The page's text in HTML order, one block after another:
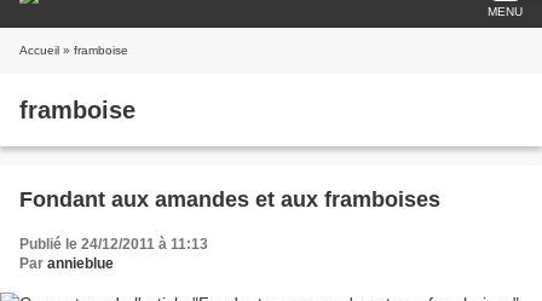
MENU
Accueil » framboise
framboise
Fondant aux amandes et aux framboises
Publié le 24/12/2011 à 11:13
Par annieblue